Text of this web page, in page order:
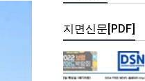
지면신문[PDF]